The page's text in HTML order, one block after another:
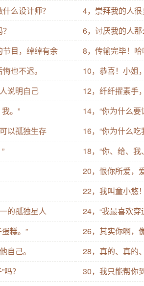
么设计师？
4，崇拜我的人很
6，讨厌我的人那
目，绰绰有余
8，传输完毕！
也不迟。
10，恭喜！小姐
说明自己
12，纤纤擢素手
。”
14，“你为什么要
以孤独生存
16，“你为什么吃
18，“你、给、我
20，恨你所爱，
22，我叫童小悠
的孤独星人
24，“我最喜欢穿
糕。”
26，其实你啊，
自己。
28，真的、真的
？
30，我只能帮你